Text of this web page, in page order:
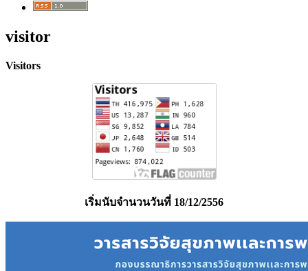
visitor
Visitors
เริ่มนับจำนวนวันที่ 18/12/2556